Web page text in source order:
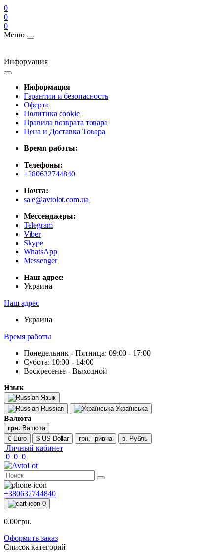
0
0
0
Меню
Информация
Информация
Гарантии и безопасность
Оферта
Политика cookie
Правила возврата товара
Цена и Доставка Товара
Время работы:
Телефоны:
+380632744840
Почта:
sale@avtolot.com.ua
Мессенджеры:
Telegram
Viber
Skype
WhatsApp
Messenger
Наш адрес:
Украина
Наш адрес
Украина
Время работы
Понедельник - Пятница: 09:00 - 17:00
Субота: 10:00 - 14:00
Воскресенье - Выходной
Язык
Язык
Russian
Українська
Валюта
грн. Валюта
€ Euro
$ US Dollar грн. Гривна р. Рубль
Личный кабинет
0 0 0
+380632744840
0
0.00грн.
Оформить заказ
Список категорий